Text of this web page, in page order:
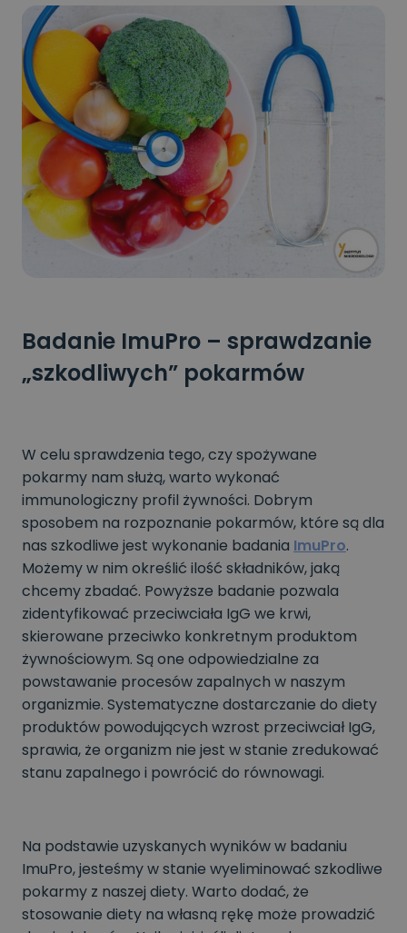
Badanie ImuPro – sprawdzanie
„szkodliwych” pokarmów
W celu sprawdzenia tego, czy spożywane
pokarmy nam służą, warto wykonać
immunologiczny profil żywności. Dobrym
sposobem na rozpoznanie pokarmów, które są dla
nas szkodliwe jest wykonanie badania ImuPro.
Możemy w nim określić ilość składników, jaką
chcemy zbadać. Powyższe badanie pozwala
zidentyfikować przeciwciała IgG we krwi,
skierowane przeciwko konkretnym produktom
żywnościowym. Są one odpowiedzialne za
powstawanie procesów zapalnych w naszym
organizmie. Systematyczne dostarczanie do diety
produktów powodujących wzrost przeciwciał IgG,
sprawia, że organizm nie jest w stanie zredukować
stanu zapalnego i powrócić do równowagi.
Na podstawie uzyskanych wyników w badaniu
ImuPro, jesteśmy w stanie wyeliminować szkodliwe
pokarmy z naszej diety. Warto dodać, że
stosowanie diety na własną rękę może prowadzić